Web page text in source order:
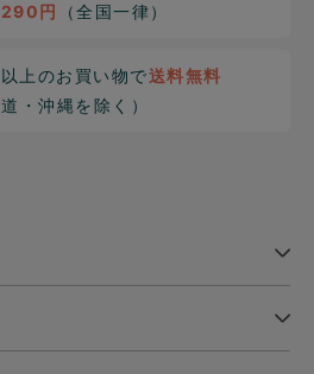
290円 （全国一律）
以上のお買い物で送料無料
道・沖縄を除く）